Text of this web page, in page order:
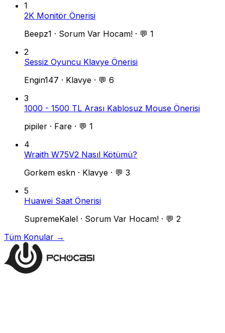
1
2K Monitör Önerisi
Beepz1 · Sorum Var Hocam! · 💬 1
2
Sessiz Oyuncu Klavye Önerisi
Engin147 · Klavye · 💬 6
3
1000 - 1500 TL Arası Kablosuz Mouse Önerisi
pipiler · Fare · 💬 1
4
Wraith W75V2 Nasıl Kötümü?
Gorkem eskn · Klavye · 💬 3
5
Huawei Saat Önerisi
SupremeKalel · Sorum Var Hocam! · 💬 2
Tüm Konular →